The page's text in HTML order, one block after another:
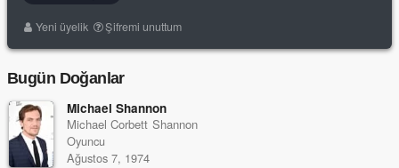
Yeni üyelik Şifremi unuttum
Bugün Doğanlar
Michael Shannon
Michael Corbett Shannon
Oyuncu
Ağustos 7, 1974